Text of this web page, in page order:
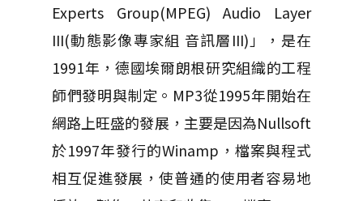
Experts Group(MPEG) Audio Layer
III(動態影像專家組 音訊層III)」，是在
1991年，德國埃爾朗根研究組織的工程
師們發明與制定。MP3從1995年開始在
網路上旺盛的發展，主要是因為Nullsoft
於1997年發行的Winamp，檔案與程式
相互促進發展，使普通的使用者容易地